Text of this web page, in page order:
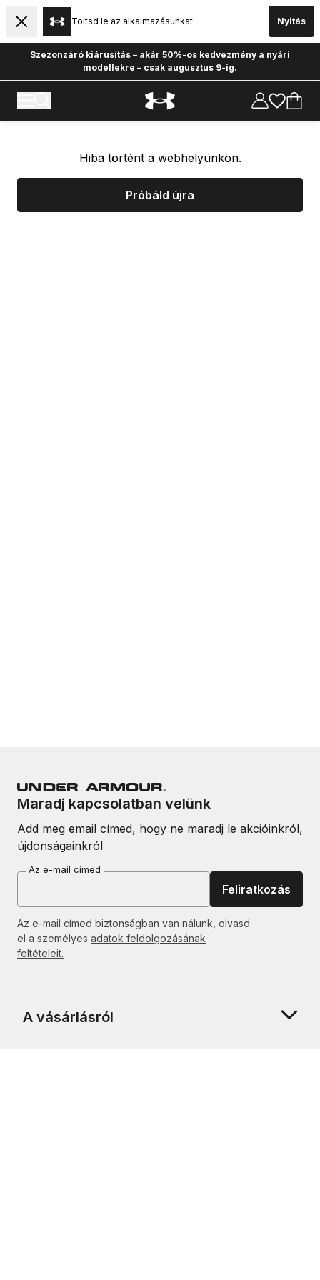
Töltsd le az alkalmazásunkat Nyitás
Szezonzáró kiárusítás – akár 50%-os kedvezmény a nyári
modellekre – csak augusztus 9-ig.
Hiba történt a webhelyünkön.
Próbáld újra
Maradj kapcsolatban velünk
Add meg email címed, hogy ne maradj le akcióinkról,
újdonságainkról
Az e-mail címed
Feliratkozás
Az e-mail címed biztonságban van nálunk, olvasd
el a személyes adatok feldolgozásának
feltételeit.
A vásárlásról